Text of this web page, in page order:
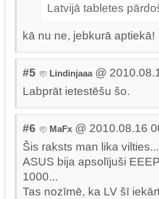
Latvijā tabletes
kā nu ne, jebkurā aptiekā!
#5 Lindinjaaa @
Labprāt ietestēšu šo.
#6 MaFx @ 2010.08.16
Šis raksts man lika vilties...
ASUS bija apsolījuši
1000...
Tas nozīmē, ka LV šī